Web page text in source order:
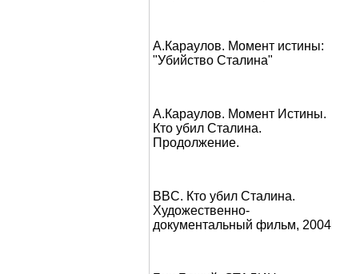
А.Караулов. Момент истины:
"Убийство Сталина"
А.Караулов. Момент Истины.
Кто убил Сталина.
Продолжение.
BBC. Кто убил Сталина.
Художественно-
документальный фильм, 2004